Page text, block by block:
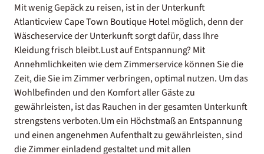
Mit wenig Gepäck zu reisen, ist in der Unterkunft
Atlanticview Cape Town Boutique Hotel möglich, denn der
Wäscheservice der Unterkunft sorgt dafür, dass Ihre
Kleidung frisch bleibt.Lust auf Entspannung? Mit
Annehmlichkeiten wie dem Zimmerservice können Sie die
Zeit, die Sie im Zimmer verbringen, optimal nutzen. Um das
Wohlbefinden und den Komfort aller Gäste zu
gewährleisten, ist das Rauchen in der gesamten Unterkunft
strengstens verboten.Um ein Höchstmaß an Entspannung
und einen angenehmen Aufenthalt zu gewährleisten, sind
die Zimmer einladend gestaltet und mit allen